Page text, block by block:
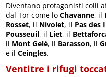
Diventano protagonisti colli
dal Tor come loChavanne, il
Rosset, il Nivolet, il Pas des
Pousseuil, il Liet, il
il Mont Gelé, il Barasson, il
e ilCeingles.
Ventitre i rifugi